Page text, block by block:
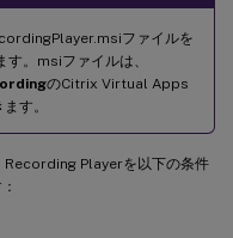
ファイルを
。msiファイルは、
のCitrix Virtual Apps
す。
Recording Playerを以下の条件